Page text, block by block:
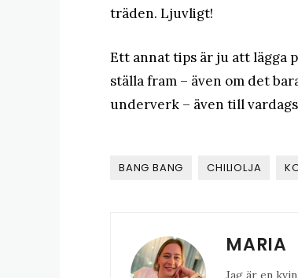
träden. Ljuvligt!
Ett annat tips är ju att lägga
ställa fram – även om det
underverk – även till
BANG BANG CHILIOLJA
MARIA
Jag är en